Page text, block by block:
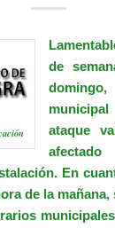
de
ataque
En
de la